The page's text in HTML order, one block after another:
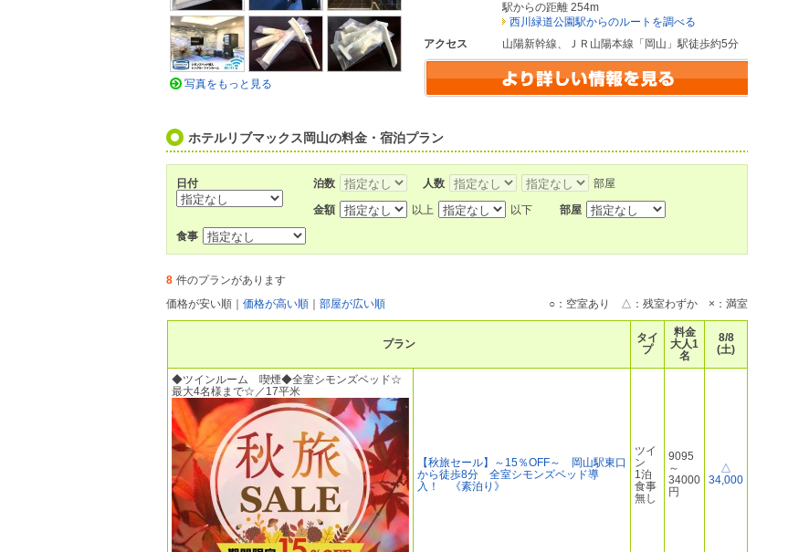
駅からの距離 254m
西川緑道公園駅からのルートを調べる
アクセス
山陽新幹線、ＪＲ山陽本線「岡山」駅徒歩約5分
写真をもっと見る
ホテルリブマックス岡山の料金・宿泊プラン
日付 泊数 人数 部屋
金額 以上 以下 部屋
食事
8 件のプランがあります
価格が安い順
価格が高い順 部屋が広い順 ○：空室あり △：残室わずか ×：満室
プラン
タイ
プ
料金
大人1
名
8/8
(土)
◆ツインルーム 喫煙◆全室シモンズベッド☆
最大4名様まで☆／17平米
【秋旅セール】～15％OFF～ 岡山駅東口
から徒歩8分 全室シモンズベッド導
入！ 《素泊り》
ツイ
ン
1泊
食事
無し
9095
～
34000
円
△
34,000